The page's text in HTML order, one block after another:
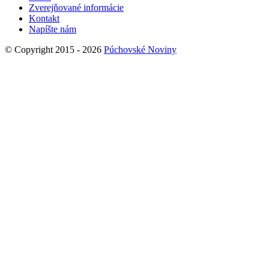
Zverejňované informácie
Kontakt
Napíšte nám
© Copyright 2015 - 2026 Púchovské Noviny